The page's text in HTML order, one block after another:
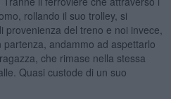
rollando il suo trolley, si
del treno e noi invece,
andammo ad aspettarlo
che rimase nella stessa
Quasi custode di un suo